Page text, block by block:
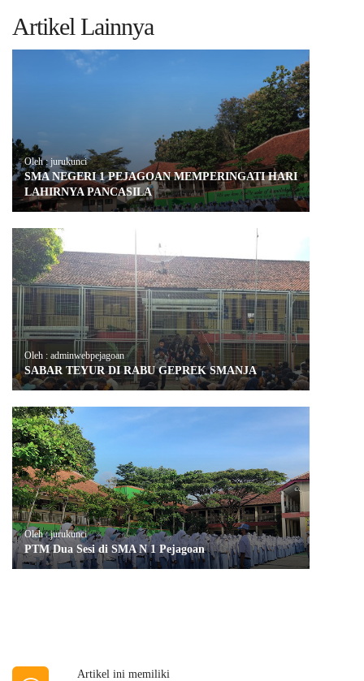
Artikel Lainnya
Oleh : jurukunci
SMA NEGERI 1 PEJAGOAN MEMPERINGATI HARI
LAHIRNYA PANCASILA
Oleh : adminwebpejagoan
SABAR TEYUR DI RABU GEPREK SMANJA
Oleh : jurukunci
PTM Dua Sesi di SMA N 1 Pejagoan
Artikel ini memiliki